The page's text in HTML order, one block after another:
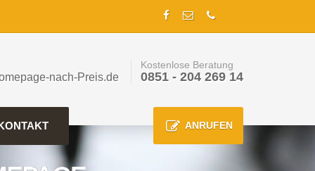
nach-Preis.de
Kostenlose Beratung
0851 - 204 269 14
ANRUFEN